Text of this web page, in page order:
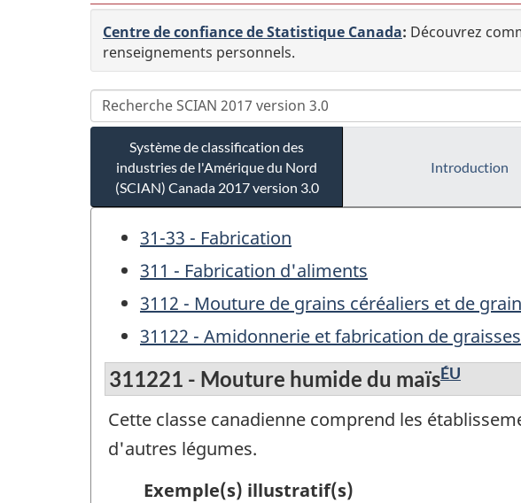
Centre de confiance de Statistique Canada: Découvrez
renseignements personnels.
Système de classification des
industries de l'Amérique du Nord
(SCIAN) Canada 2017 version 3.0
Introduction
31-33 - Fabrication
311 - Fabrication d'aliments
3112 - Mouture de grains céréaliers et de
31122 - Amidonnerie et fabrication de
311221 - Mouture humide du maïsÉU
Cette classe canadienne comprend les
d'autres légumes.
Exemple(s) illustratif(s)